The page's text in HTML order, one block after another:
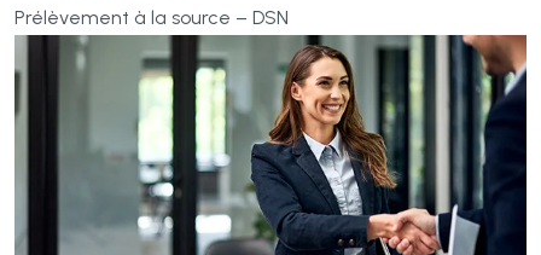
Prélèvement à la source – DSN